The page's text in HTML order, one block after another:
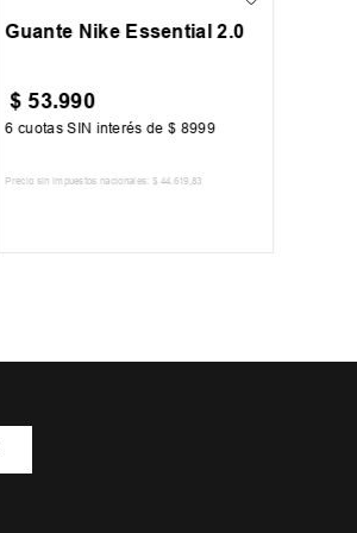
Guante Nike Essential 2.0
$ 53.990
6 cuotas SIN interés de$ 8999
Precio sin impuestos nacionales: $ 44.619 ,83